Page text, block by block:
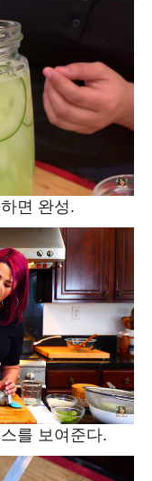
면 완성.
를 보여준다.